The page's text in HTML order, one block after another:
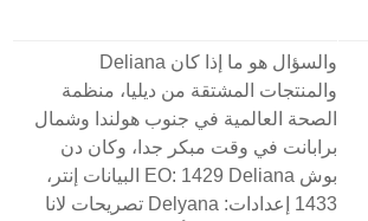
والسؤال هو ما إذا كان Deliana
والمنتجات المشتقة من ديليا، منظمة
الصحة العالمية في جنوب هولندا وشمال
برابانت في وقت مبكر جدا، وكان دن
بوش EO: 1429 Deliana البيانات إنتر،
1433 إعدادات: Delyana تصريحات لانا